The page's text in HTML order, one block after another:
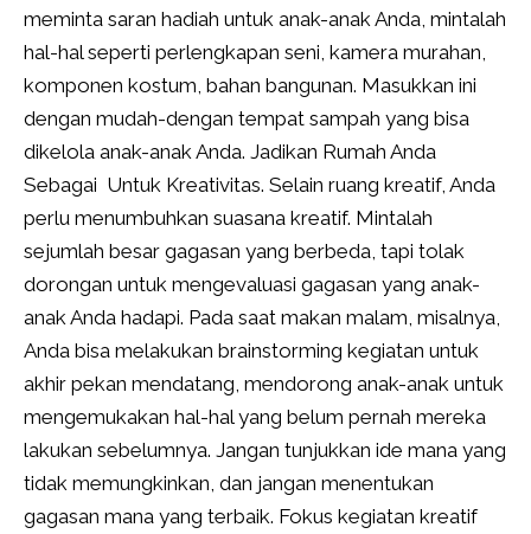
meminta saran hadiah untuk anak-anak Anda, mintalah
hal-hal seperti perlengkapan seni, kamera murahan,
komponen kostum, bahan bangunan. Masukkan ini
dengan mudah-dengan tempat sampah yang bisa
dikelola anak-anak Anda. Jadikan Rumah Anda
Sebagai Untuk Kreativitas. Selain ruang kreatif, Anda
perlu menumbuhkan suasana kreatif. Mintalah
sejumlah besar gagasan yang berbeda, tapi tolak
dorongan untuk mengevaluasi gagasan yang anak-
anak Anda hadapi. Pada saat makan malam, misalnya,
Anda bisa melakukan brainstorming kegiatan untuk
akhir pekan mendatang, mendorong anak-anak untuk
mengemukakan hal-hal yang belum pernah mereka
lakukan sebelumnya. Jangan tunjukkan ide mana yang
tidak memungkinkan, dan jangan menentukan
gagasan mana yang terbaik. Fokus kegiatan kreatif